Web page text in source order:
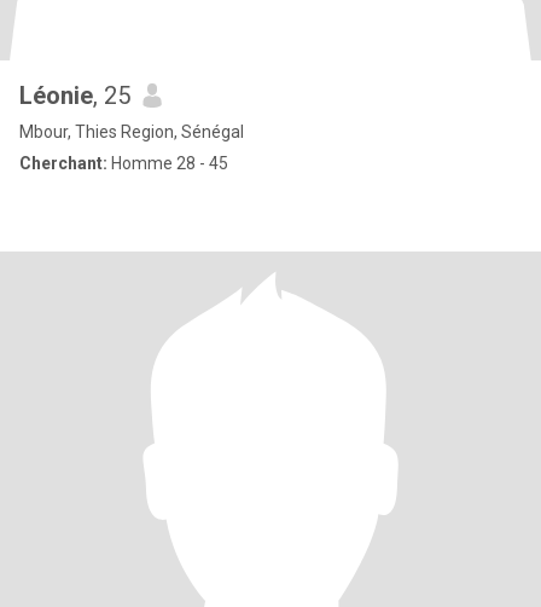
Léonie, 25
Mbour, Thies Region, Sénégal
Cherchant: Homme 28 - 45